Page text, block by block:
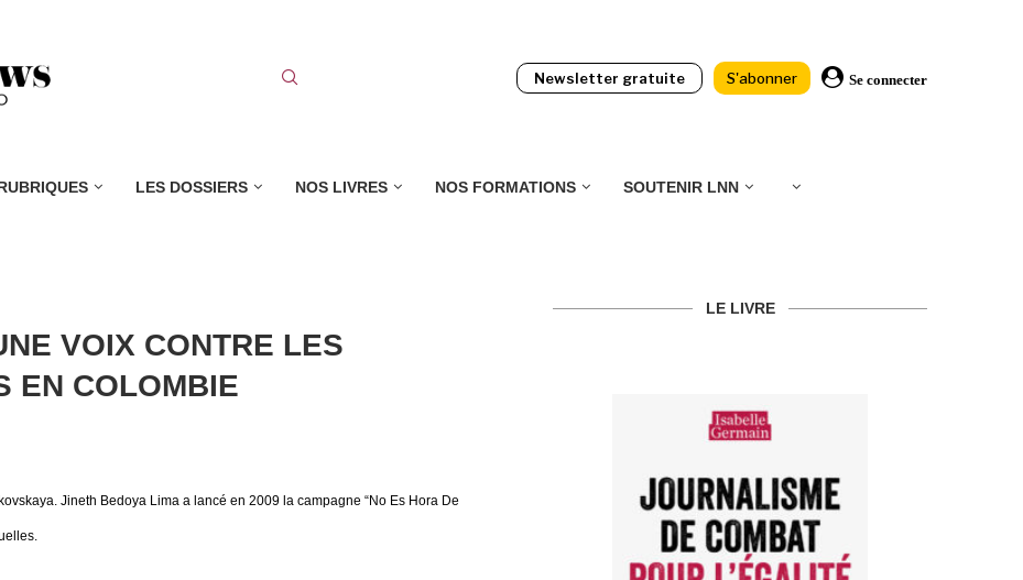
Newsletter gratuite S'abonner Se connecter
LES DOSSIERS NOS LIVRES NOS FORMATIONS SOUTENIR LNN
VOIX CONTRE LES
EN COLOMBIE
Jineth Bedoya Lima a lancé en 2009 la campagne “No Es Hora De
LE LIVRE